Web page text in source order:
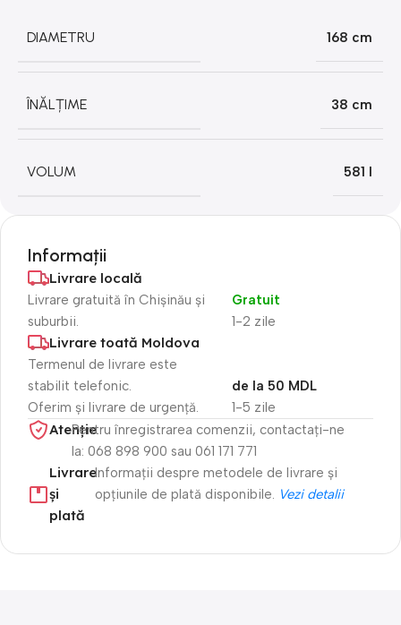
DIAMETRU 168 cm
ÎNĂLȚIME 38 cm
VOLUM 581 l
Informații
Livrare locală
Livrare gratuită în Chișinău și
suburbii.
1-2 zile
Gratuit
Livrare toată Moldova
Termenul de livrare este
stabilit telefonic.
Oferim și livrare de urgență.
1-5 zile
de la 50 MDL
Atenție​Pentru înregistrarea comenzii, contactați-ne
la: 068 898 900 sau 061 171 771
Livrare
și
plată
Informații despre metodele de livrare și
opțiunile de plată disponibile. Vezi detalii